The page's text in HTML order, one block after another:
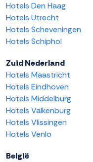
Hotels Den Haag
Hotels Utrecht
Hotels Scheveningen
Hotels Schiphol
Zuid Nederland
Hotels Maastricht
Hotels Eindhoven
Hotels Middelburg
Hotels Valkenburg
Hotels Vlissingen
Hotels Venlo
België